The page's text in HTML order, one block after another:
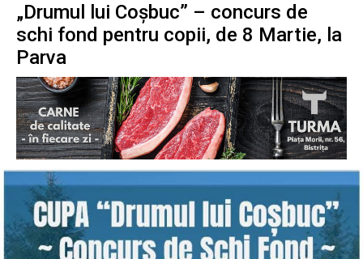
„Drumul lui Coșbuc” – concurs de
schi fond pentru copii, de 8 Martie, la
Parva